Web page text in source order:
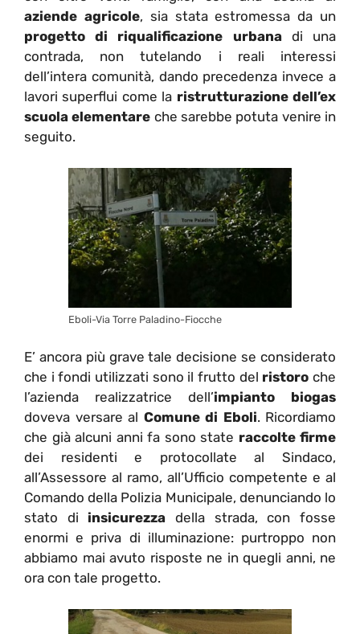
aziende agricole, sia stata estromessa da un
progetto di riqualificazione urbanadi una
contrada, non tutelando i reali interessi
dell’intera comunità, dando precedenza invece a
lavori superflui come la ristrutturazione dell’ex
scuola elementare che sarebbe potuta venire in
seguito.
Eboli-Via Torre Paladino-Fiocche
E’ ancora più grave tale decisione se considerato
che i fondi utilizzati sono il frutto del ristoro che
l’azienda realizzatrice dell’impianto biogas
doveva versare al Comune di Eboli. Ricordiamo
che già alcuni anni fa sono state raccolte firme
dei residenti e protocollate al Sindaco,
all’Assessore al ramo, all’Ufficio competente e al
Comando della Polizia Municipale, denunciando lo
stato di insicurezza della strada, con fosse
enormi e priva di illuminazione: purtroppo non
abbiamo mai avuto risposte ne in quegli anni, ne
ora con tale progetto.